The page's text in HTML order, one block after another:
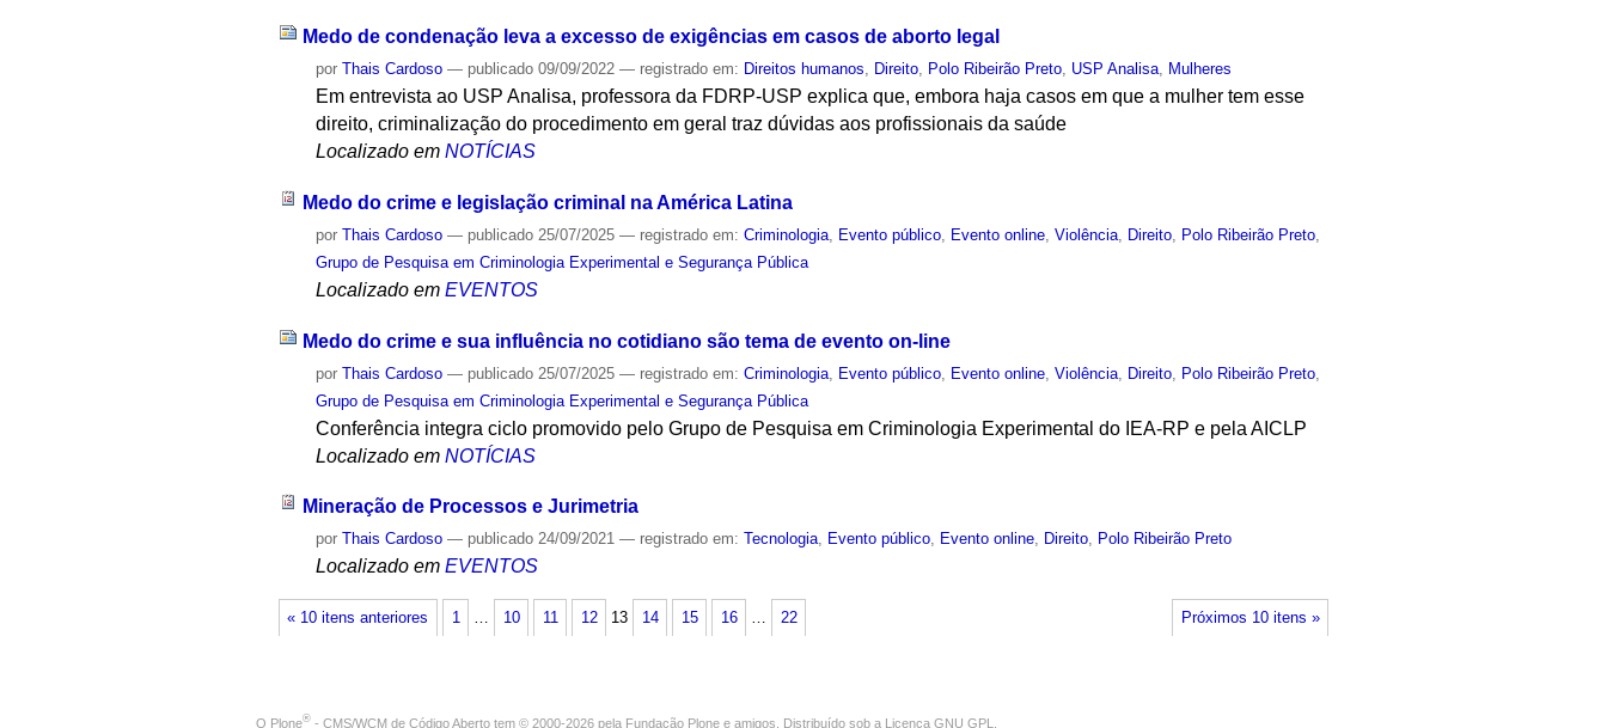
Medo de condenação leva a excesso de exigências em casos de aborto legal
porThais Cardoso — publicado 09/09/2022— registrado em: Direitos humanos, Direito, Polo Ribeirão Preto, USP Analisa, Mulheres
Em entrevista ao USP Analisa, professora da FDRP-USP explica que, embora haja casos em que a mulher tem esse
direito, criminalização do procedimento em geral traz dúvidas aos profissionais da saúde
Localizado em NOTÍCIAS
Medo do crime e legislação criminal na América Latina
porThais Cardoso — publicado 25/07/2025— registrado em:Criminologia Evento público Evento online ,Violência Direito Polo Ribeirão Preto
Grupo de Pesquisa em Criminologia Experimental e Segurança Pública
Localizado em EVENTOS
Medo do crime e sua influência no cotidiano são tema de evento on-line
porThais Cardoso — publicado 25/07/2025— registrado em:Criminologia Evento público Evento online ,Violência Direito Polo Ribeirão Preto
Grupo de Pesquisa em Criminologia Experimental e Segurança Pública
Conferência integra ciclo promovido pelo Grupo de Pesquisa em Criminologia Experimental do IEA-RP e pela AICLP
Localizado em NOTÍCIAS
Mineração de Processos e Jurimetria
porThais Cardoso — publicado 24/09/2021— registrado em:Tecnologia, Evento público, Evento online, Direito, Polo Ribeirão Preto
Localizado em EVENTOS
« 10 itens anteriores Próximos 10 itens »
1 10 11 12 13 14 15 16 22
O Plone® - CMS/WCM de Código Aberto tem © 2000-2026 pela Fundação Plone e amigos. Distribuído sob a Licença GNU GPL